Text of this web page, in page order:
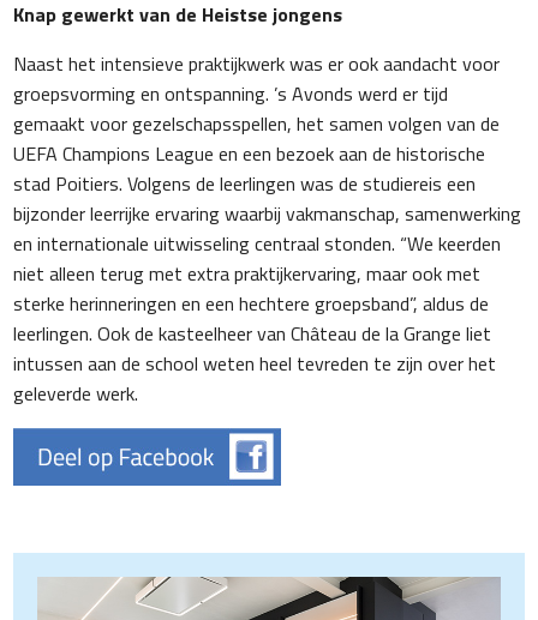
Knap gewerkt van de Heistse jongens
Naast het intensieve praktijkwerk was er ook aandacht voor
groepsvorming en ontspanning. ’s Avonds werd er tijd
gemaakt voor gezelschapsspellen, het samen volgen van de
UEFA Champions League en een bezoek aan de historische
stad Poitiers. Volgens de leerlingen was de studiereis een
bijzonder leerrijke ervaring waarbij vakmanschap, samenwerking
en internationale uitwisseling centraal stonden. “We keerden
niet alleen terug met extra praktijkervaring, maar ook met
sterke herinneringen en een hechtere groepsband”, aldus de
leerlingen. Ook de kasteelheer van Château de la Grange liet
intussen aan de school weten heel tevreden te zijn over het
geleverde werk.